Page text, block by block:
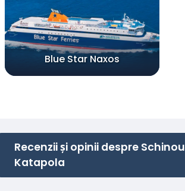
Blue Star Naxos
Recenzii și opinii despre
Katapola